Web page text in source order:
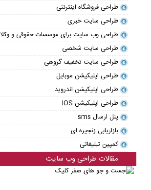
طراحی فروشگاه اینترنتی
طراحی سایت خبری
طراحی وب سایت برای موسسات حقوقی و وکلا
طراحی سایت شخصی
طراحی سایت تخفیف گروهی
طراحی اپلیکیشن موبایل
طراحی اپلیکیشن اندروید
طراحی اپلیکیشن IOS
پنل ارسال sms
بازاریابی زنجیره ای
کمپین تبلیغاتی
مقالات طراحی وب سایت